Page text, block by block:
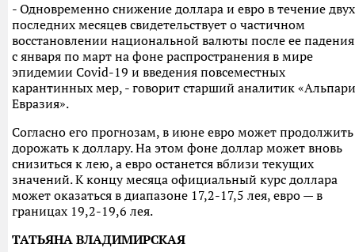
- Одновременно снижение доллара и евро в течение двух
последних месяцев свидетельствует о частичном
восстановлении национальной валюты после ее падения
с января по март на фоне распространения в мире
эпидемии Сovid-19 и введения повсеместных
карантинных мер, - говорит старший аналитик «Альпари
Евразия».
Согласно его прогнозам, в июне евро может продолжить
дорожать к доллару. На этом фоне доллар может вновь
снизиться к лею, а евро останется вблизи текущих
значений. К концу месяца официальный курс доллара
может оказаться в диапазоне 17,2-17,5 лея, евро — в
границах 19,2-19,6 лея.
ТАТЬЯНА ВЛАДИМИРСКАЯ